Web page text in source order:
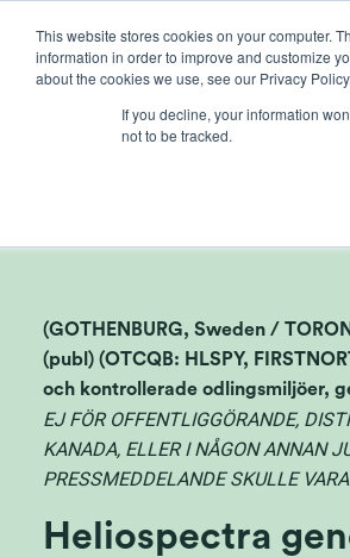
This website stores cookies on your computer.
information in order to improve and customize
about the cookies we use, see our Privacy Policy.
If you decline, your information
not to be tracked.
(GOTHENBURG, Sweden /
(publ) (OTCQB: HLSPY,
och kontrollerade odlingsmiljöer,
EJ FÖR OFFENTLIGGÖRANDE,
KANADA, ELLER I NÅGON ANNAN
PRESSMEDDELANDE SKULLE
Heliospectra